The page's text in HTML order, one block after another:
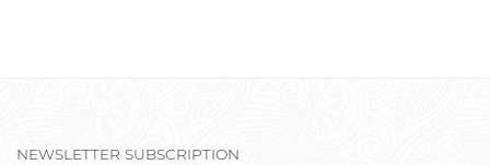
NEWSLETTER SUBSCRIPTION